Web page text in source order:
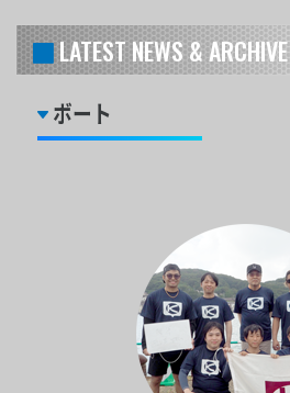
LATEST NEWS & ARCHIVE
ボート